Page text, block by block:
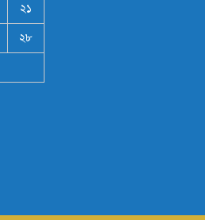
২১
২৮